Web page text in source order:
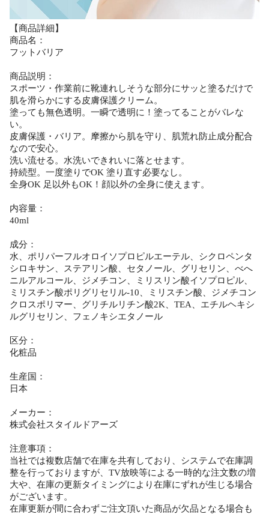
【商品詳細】
商品名：
フットバリア
商品説明：
スポーツ・作業前に靴連れしそうな部分にサッと塗るだけで
肌を滑らかにする皮膚保護クリーム。
塗っても無色透明。一瞬で透明に！塗ってることがバレな
い。
皮膚保護・バリア。摩擦から肌を守り、肌荒れ防止成分配合
なので安心。
洗い流せる。水洗いできれいに落とせます。
持続型。一度塗りでOK 塗り直す必要なし。
全身OK 足以外もOK！顔以外の全身に使えます。
内容量：
40ml
成分：
水、ポリパーフルオロイソプロピルエーテル、シクロペンタ
シロキサン、ステアリン酸、セタノール、グリセリン、べへ
ニルアルコール、ジメチコン、ミリスリン酸イソプロピル、
ミリスチン酸ポリグリセリル-10、ミリスチン酸、ジメチコン
クロスポリマー、グリチルリチン酸2K、TEA、エチルヘキシ
ルグリセリン、フェノキシエタノール
区分：
化粧品
生産国：
日本
メーカー：
株式会社スタイルドアーズ
注意事項：
当社では複数店舗で在庫を共有しており、システムで在庫調
整を行っておりますが、TV放映等による一時的な注文数の増
大や、在庫の更新タイミングにより在庫にずれが生じる場合
がございます。
在庫更新が間に合わずご注文頂いた商品が欠品となる場合も